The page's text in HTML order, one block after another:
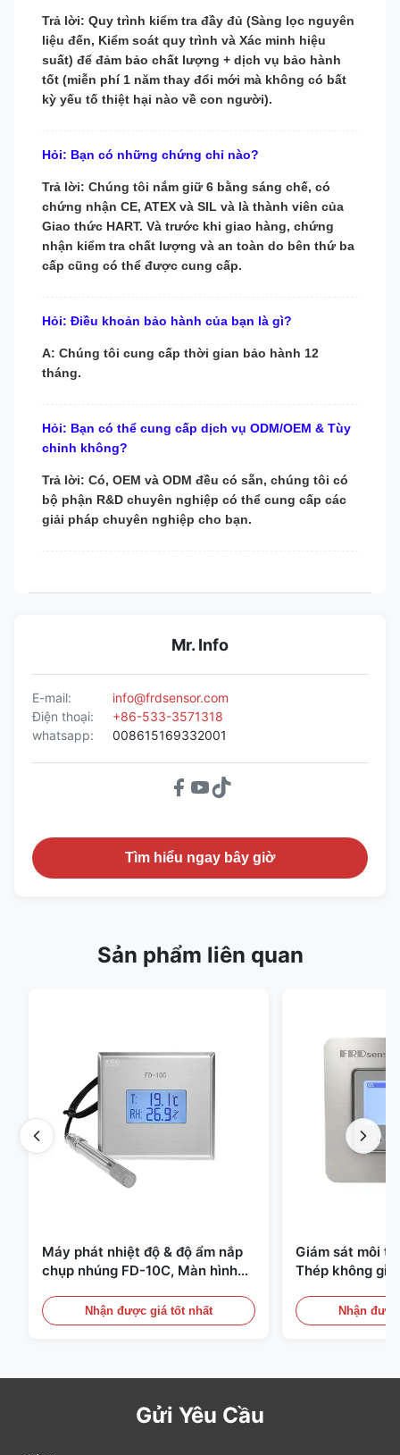
Trả lời: Quy trình kiểm tra đầy đủ (Sàng lọc nguyên
liệu đến, Kiểm soát quy trình và Xác minh hiệu
suất) để đảm bảo chất lượng + dịch vụ bảo hành
tốt (miễn phí 1 năm thay đổi mới mà không có bất
kỳ yếu tố thiệt hại nào về con người).
Hỏi: Bạn có những chứng chỉ nào?
Trả lời: Chúng tôi nắm giữ 6 bằng sáng chế, có
chứng nhận CE, ATEX và SIL và là thành viên của
Giao thức HART. Và trước khi giao hàng, chứng
nhận kiểm tra chất lượng và an toàn do bên thứ ba
cấp cũng có thể được cung cấp.
Hỏi: Điều khoản bảo hành của bạn là gì?
A: Chúng tôi cung cấp thời gian bảo hành 12
tháng.
Hỏi: Bạn có thể cung cấp dịch vụ ODM/OEM & Tùy
chỉnh không?
Trả lời: Có, OEM và ODM đều có sẵn, chúng tôi có
bộ phận R&D chuyên nghiệp có thể cung cấp các
giải pháp chuyên nghiệp cho bạn.
Mr. Info
E-mail:
info@frdsensor.com
Điện thoại:
+86-533-3571318
whatsapp:
008615169332001
Tìm hiểu ngay bây giờ
Sản phẩm liên quan
Máy phát nhiệt độ & độ ẩm nắp
chụp nhúng FD-10C, Màn hình
Nhận được giá tốt nhất
Giám sát môi
Thép không gỉ
Phát hiện Khói
Nhận
Gửi Yêu Cầu